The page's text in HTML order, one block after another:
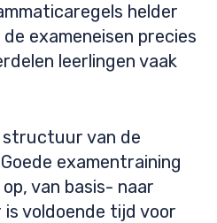
helder
exameneisen precies
leerlingen vaak
structuur van de
examentraining
van basis- naar
voldoende tijd voor